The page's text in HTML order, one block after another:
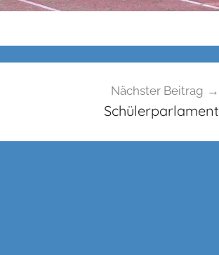
Nächster Beitrag
Schülerparlament